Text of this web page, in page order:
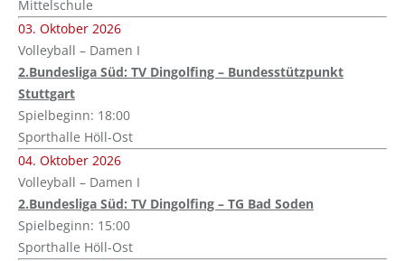
Mittelschule
03. Oktober 2026
Volleyball – Damen I
2.Bundesliga Süd: TV Dingolfing – Bundesstützpunkt
Stuttgart
Spielbeginn: 18:00
Sporthalle Höll-Ost
04. Oktober 2026
Volleyball – Damen I
2.Bundesliga Süd: TV Dingolfing – TG Bad Soden
Spielbeginn: 15:00
Sporthalle Höll-Ost